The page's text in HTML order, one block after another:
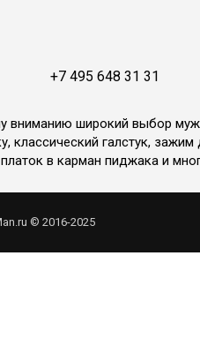
+7 495 648 31 31
вниманию широкий выбор
галстук, зажим
в карман пиджака и
© 2016-2025